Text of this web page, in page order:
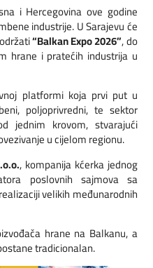
i Hercegovina ove godine
industrije. U Sarajevu će
održati“Balkan Expo 2026”, do
hrane i pratećih industrija u
platformi koja prvi put u
poljoprivredni, te sektor
jednim krovom, stvarajući
u cijelom regionu.
, kompanija kćerka jednog
poslovnih sajmova sa
velikih međunarodnih
hrane na Balkanu, a
tradicionalan.